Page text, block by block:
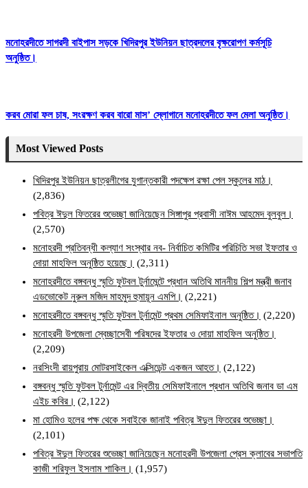
মনোহরদীতে সাগরদী বাইপাস সড়কে খিদিরপুর ইউনিয়ন ছাত্রদলের বৃক্ষরোপণ কর্মসূচি
অনুষ্ঠিত।
করব মোরা ফল চাষ, সংরক্ষণ করব বারো মাস’ স্লোগানে মনোহরদীতে ফল মেলা অনুষ্ঠিত।
Most Viewed Posts
খিদিরপুর ইউনিয়ন ছাত্রলীগের যুগান্তকারী পদক্ষেপ রক্ষা পেল স্কুলের মাঠ।
(2,836)
পবিত্র ঈদুল ফিতরের শুভেচ্ছা জানিয়েছেন সিঙ্গাপুর প্রবাসী নাঈম আহমেদ বুলবুল।
(2,570)
মনোহরদী প্রতিবন্ধী কল্যাণ সংস্থার নব- নির্বাচিত কমিটির পরিচিতি সভা ইফতার ও
দোয়া মাহফিল অনুষ্ঠিত হয়েছে। (2,311)
মনোহরদীতে বঙ্গবন্ধু স্মৃতি ফুটবল টুর্নামেন্টে প্রধান অতিথি মাননীয় শিল্প মন্ত্রী জনাব
এডভোকেট নুরুল মজিদ মাহমুদ হুমায়ূন এমপি। (2,221)
মনোহরদীতে বঙ্গবন্ধু স্মৃতি ফুটবল টুর্নামেন্ট প্রথম সেমিফাইনাল অনুষ্ঠিত। (2,220)
মনোহরদী উপজেলা স্বেচ্ছাসেবী পরিষদের ইফতার ও দোয়া মাহফিল অনুষ্ঠিত।
(2,209)
নরসিংদী রায়পুরায় মোটরসাইকেল এক্সিডেন্ট একজন আহত। (2,122)
বঙ্গবন্ধু স্মৃতি ফুটবল টুর্নামেন্ট এর দ্বিতীয় সেমিফাইনালে প্রধান অতিথি জনাব ডা এম
এইচ কবির। (2,122)
মা হোমিও হলের পক্ষ থেকে সবাইকে জানাই পবিত্র ঈদুল ফিতরের শুভেচ্ছা।
(2,101)
পবিত্র ঈদুল ফিতরের শুভেচ্ছা জানিয়েছেন মনোহরদী উপজেলা প্রেস ক্লাবের সভাপতি
কাজী শরিফুল ইসলাম শাকিল। (1,957)